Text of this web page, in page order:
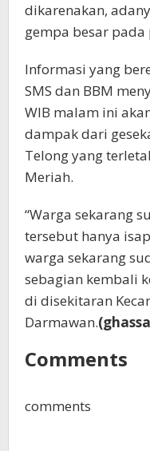
dikarenakan,
gempa besar pada
Informasi yang
SMS dan BBM
WIB malam ini
dampak dari
Telong yang
Meriah.
“Warga sekarang
tersebut hanya
warga sekarang
sebagian kembali
di disekitaran
Darmawan.
Comments
comments